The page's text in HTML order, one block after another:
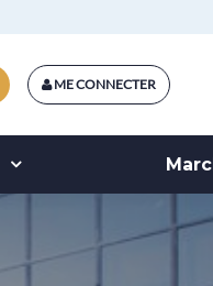
ME CONNECTER